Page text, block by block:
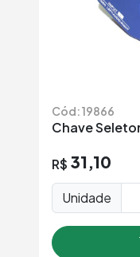
Cód: 19866
Chave
R$ 31,10
Unidade